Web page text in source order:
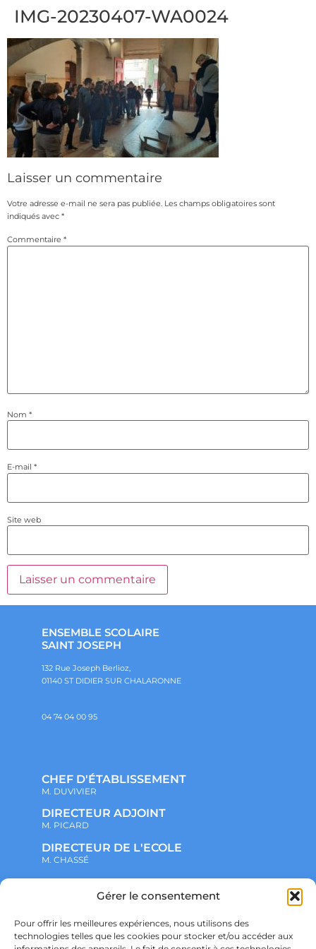
Gérer le consentement
Pour offrir les meilleures expériences, nous utilisons des
technologies telles que les cookies pour stocker et/ou accéder aux
IMG-20230407-WA0024
Laisser un commentaire
Votre adresse e-mail ne sera pas publiée. Les champs obligatoires sont
indiqués avec *
Commentaire *
Nom *
E-mail *
Site web
ENSEMBLE SCOLAIRE
SAINT JOSEPH
132 Rue Joseph Berlioz,
01140 ST DIDIER SUR CHALARONNE
04 74 04 00 95
CHEF D'ÉTABLISSEMENT
M. DUVIVIER
DIRECTEUR ADJOINT
M. PICARD
DIRECTEUR DE L'ECOLE
M. CHASSÉ
NOTRE ENSEMBLE SCOLAIRE
ADMINISTRATIF
VIE ASSOCIATIVE
PARTENARIATS